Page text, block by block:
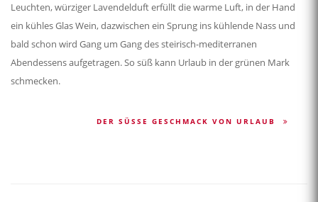
Leuchten, würziger Lavendelduft erfüllt die warme Luft, in der Hand
ein kühles Glas Wein, dazwischen ein Sprung ins kühlende Nass und
bald schon wird Gang um Gang des steirisch-mediterranen
Abendessens aufgetragen. So süß kann Urlaub in der grünen Mark
schmecken.
DER SÜSSE GESCHMACK VON URLAUB